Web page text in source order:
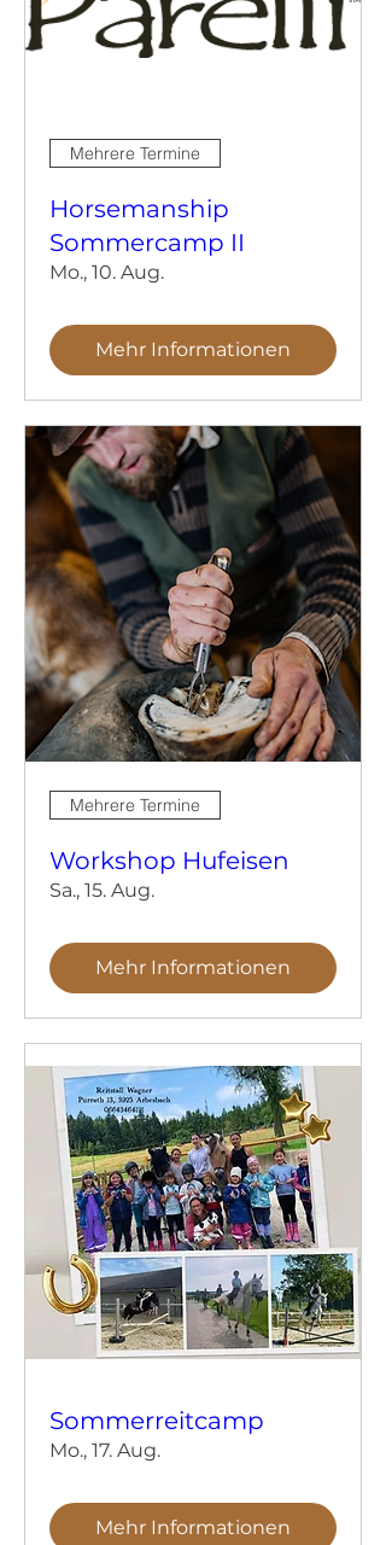
Mehrere Termine
Horsemanship
Sommercamp II
Mo., 10. Aug.
Mehr Informationen
Mehrere Termine
Workshop Hufeisen
Sa., 15. Aug.
Mehr Informationen
Sommerreitcamp
Mo., 17. Aug.
Mehr Informationen